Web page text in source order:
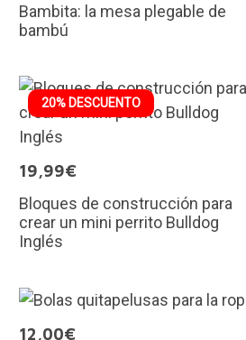
Bambita: la mesa plegable de
bambú
20% DESCUENTO
19,99€
Bloques de construcción para
crear un mini perrito Bulldog
Inglés
12,00€